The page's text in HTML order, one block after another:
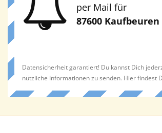
per Mail für
87600 Kaufbeuren
Datensicherheit garantiert! Du kannst Dich
nützliche Informationen zu senden. Hier findest